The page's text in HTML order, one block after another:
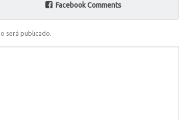
Facebook Comments
será publicado.